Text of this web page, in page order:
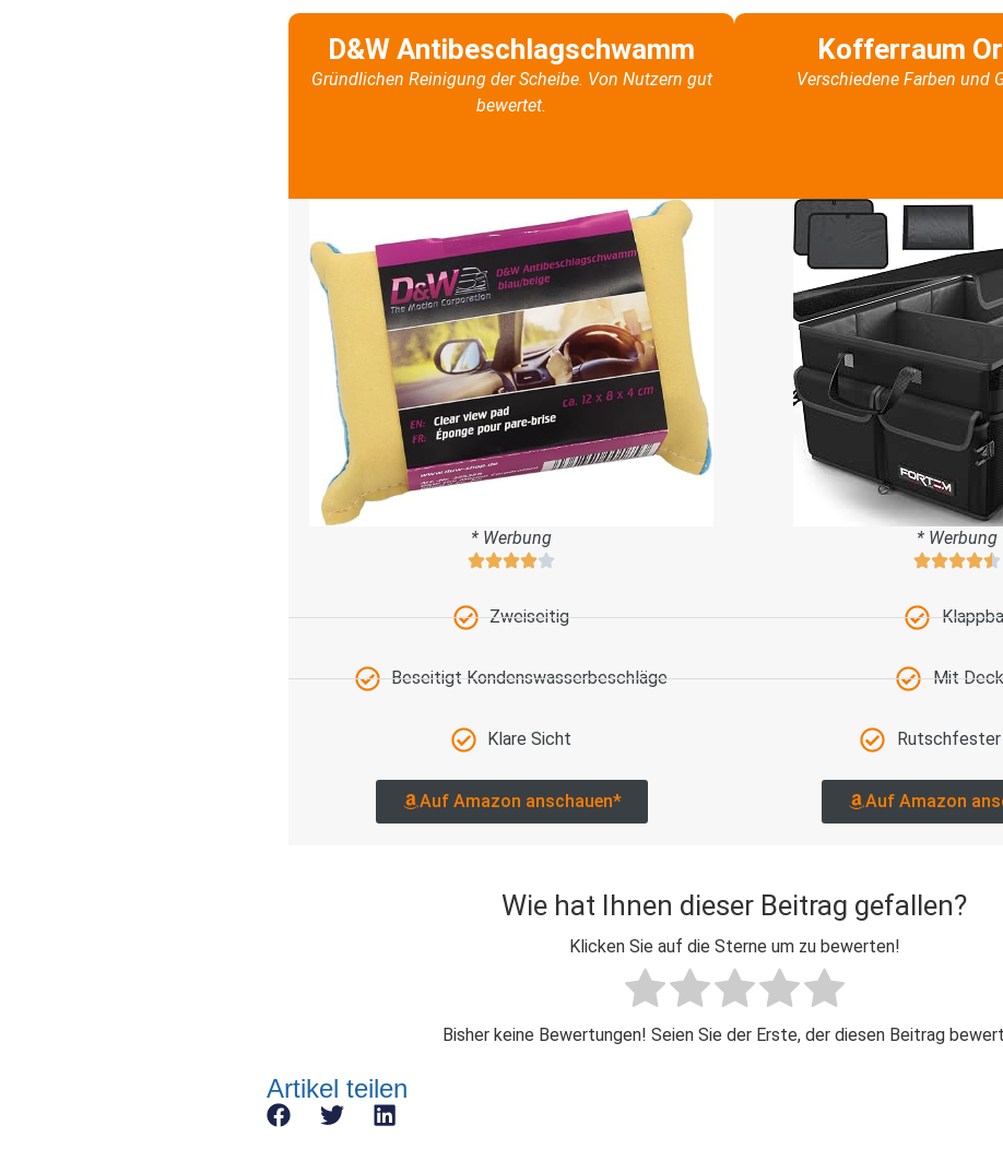
D&W Antibeschlagschwamm
Gründlichen Reinigung der Scheibe. Von Nutzern gut
bewertet.
* Werbung
Zweiseitig
Beseitigt Kondenswasserbeschläge
Klare Sicht
Auf Amazon anschauen*
Kofferraum
Verschiedene Farben und
* Werbung
Mit
Rutschfester
Auf Amazon
Wie hat Ihnen dieser Beitrag gefallen?
Klicken Sie auf die Sterne um zu bewerten!
Bisher keine Bewertungen! Seien Sie der Erste, der diesen Beitrag
Artikel teilen